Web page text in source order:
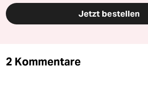
Jetzt bestellen
2 Kommentare